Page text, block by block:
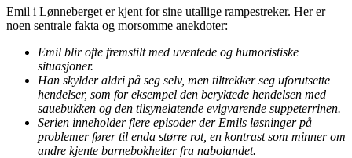
Emil i Lønneberget er kjent for sine utallige rampestreker. Her er
noen sentrale fakta og morsomme anekdoter:
Emil blir ofte fremstilt med uventede og humoristiske
situasjoner.
Han skylder aldri på seg selv, men tiltrekker seg uforutsette
hendelser, som for eksempel den beryktede hendelsen med
sauebukken og den tilsynelatende evigvarende suppeterrinen.
Serien inneholder flere episoder der Emils løsninger på
problemer fører til enda større rot, en kontrast som minner om
andre kjente barnebokhelter fra nabolandet.